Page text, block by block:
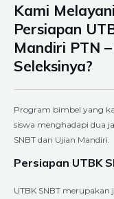
Kami
Persiapan
Mandiri PTN
Seleksinya?
Program bimbel yang
siswa menghadapi dua
SNBT dan Ujian Mandiri.
Persiapan UTBK
UTBK SNBT